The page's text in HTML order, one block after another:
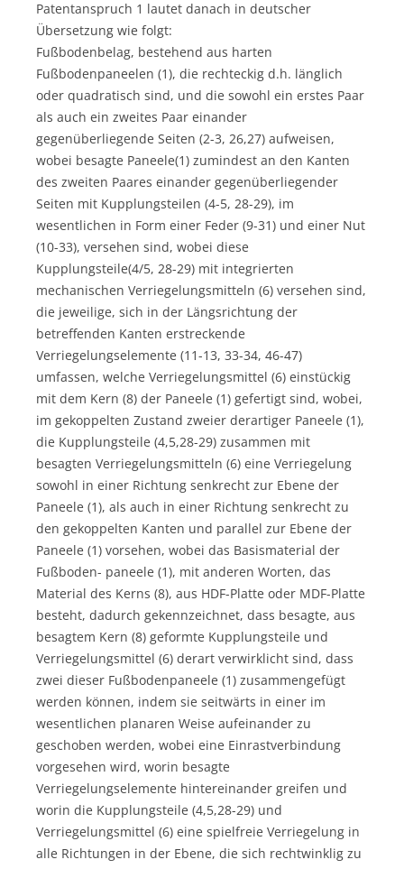
Patentanspruch 1 lautet danach in deutscher
Übersetzung wie folgt:
Fußbodenbelag, bestehend aus harten
Fußbodenpaneelen (1), die rechteckig d.h. länglich
oder quadratisch sind, und die sowohl ein erstes Paar
als auch ein zweites Paar einander
gegenüberliegende Seiten (2-3, 26,27) aufweisen,
wobei besagte Paneele(1) zumindest an den Kanten
des zweiten Paares einander gegenüberliegender
Seiten mit Kupplungsteilen (4-5, 28-29), im
wesentlichen in Form einer Feder (9-31) und einer Nut
(10-33), versehen sind, wobei diese
Kupplungsteile(4/5, 28-29) mit integrierten
mechanischen Verriegelungsmitteln (6) versehen sind,
die jeweilige, sich in der Längsrichtung der
betreffenden Kanten erstreckende
Verriegelungselemente (11-13, 33-34, 46-47)
umfassen, welche Verriegelungsmittel (6) einstückig
mit dem Kern (8) der Paneele (1) gefertigt sind, wobei,
im gekoppelten Zustand zweier derartiger Paneele (1),
die Kupplungsteile (4,5,28-29) zusammen mit
besagten Verriegelungsmitteln (6) eine Verriegelung
sowohl in einer Richtung senkrecht zur Ebene der
Paneele (1), als auch in einer Richtung senkrecht zu
den gekoppelten Kanten und parallel zur Ebene der
Paneele (1) vorsehen, wobei das Basismaterial der
Fußboden- paneele (1), mit anderen Worten, das
Material des Kerns (8), aus HDF-Platte oder MDF-Platte
besteht, dadurch gekennzeichnet, dass besagte, aus
besagtem Kern (8) geformte Kupplungsteile und
Verriegelungsmittel (6) derart verwirklicht sind, dass
zwei dieser Fußbodenpaneele (1) zusammengefügt
werden können, indem sie seitwärts in einer im
wesentlichen planaren Weise aufeinander zu
geschoben werden, wobei eine Einrastverbindung
vorgesehen wird, worin besagte
Verriegelungselemente hintereinander greifen und
worin die Kupplungsteile (4,5,28-29) und
Verriegelungsmittel (6) eine spielfreie Verriegelung in
alle Richtungen in der Ebene, die sich rechtwinklig zu